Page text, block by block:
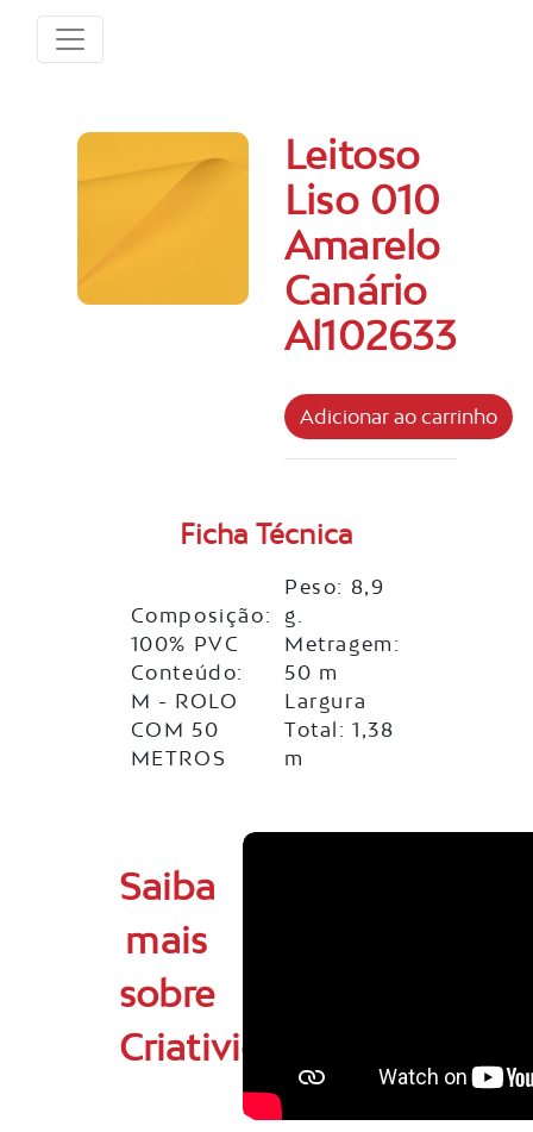
Leitoso
Liso 010
Amarelo
Canário
Al102633
Ficha Técnica
Composição:
100% PVC
Conteúdo:
M - ROLO
COM 50
METROS
Peso: 8,9
g.
Metragem:
50 m
Largura
Total: 1,38
m
Saiba
mais
sobre
Criatividade